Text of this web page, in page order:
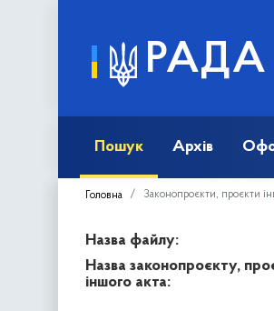
РАДА
Пошук Архів
Головна Законопроєкти, проєкти
Назва файлу:
Назва законопроєкту,
іншого акта: